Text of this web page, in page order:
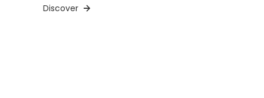
Discover